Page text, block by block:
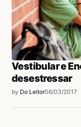
Guest
07/03/2017 às 2:59
É desse jeito,
aquela lá,
origens
Acesse para
Guest
Vestibular e
desestressar
by Do Leitor06/03/2017